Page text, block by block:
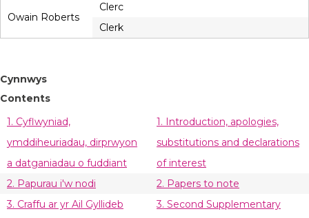
Owain Roberts
Clerc
Clerk
Cynnwys
Contents
1. Cyflwyniad,
ymddiheuriadau, dirprwyon
a datganiadau o fuddiant
1. Introduction, apologies,
substitutions and declarations
of interest
2. Papurau i'w nodi
2. Papers to note
3. Craffu ar yr Ail Gyllideb
3. Second Supplementary